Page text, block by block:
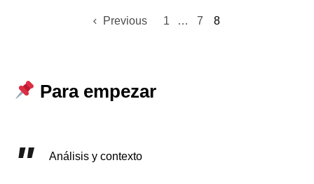
Previous 1 … 7 8
Para empezar
Análisis y contexto